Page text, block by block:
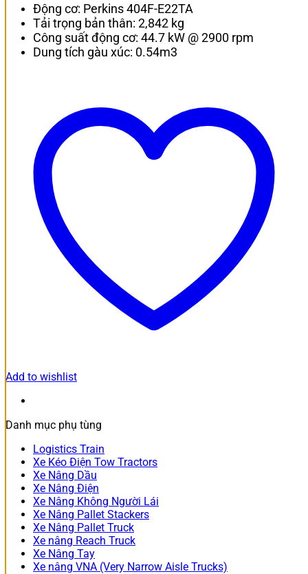
Động cơ: Perkins 404F-E22TA
Tải trọng bản thân: 2,842 kg
Công suất động cơ: 44.7 kW @ 2900 rpm
Dung tích gàu xúc: 0.54m3
Add to wishlist
Danh mục phụ tùng
Logistics Train
Xe Kéo Điện Tow Tractors
Xe Nâng Dầu
Xe Nâng Điện
Xe Nâng Không Người Lái
Xe Nâng Pallet Stackers
Xe Nâng Pallet Truck
Xe nâng Reach Truck
Xe Nâng Tay
Xe nâng VNA (Very Narrow Aisle Trucks)